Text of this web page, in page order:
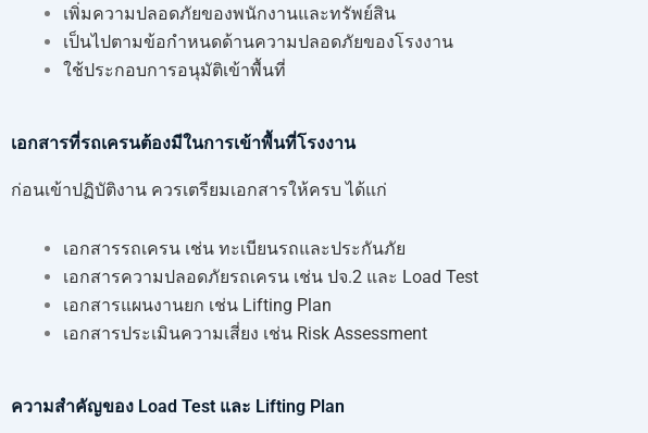
เพิ่มความปลอดภัยของพนักงานและทรัพย์สิน
เป็นไปตามข้อกำหนดด้านความปลอดภัยของโรงงาน
ใช้ประกอบการอนุมัติเข้าพื้นที่
เอกสารที่รถเครนต้องมีในการเข้าพื้นที่โรงงาน
ก่อนเข้าปฏิบัติงาน ควรเตรียมเอกสารให้ครบ ได้แก่
เอกสารรถเครน เช่น ทะเบียนรถและประกันภัย
เอกสารความปลอดภัยรถเครน เช่น ปจ.2 และ Load Test
เอกสารแผนงานยก เช่น Lifting Plan
เอกสารประเมินความเสี่ยง เช่น Risk Assessment
ความสำคัญของ Load Test และ Lifting Plan